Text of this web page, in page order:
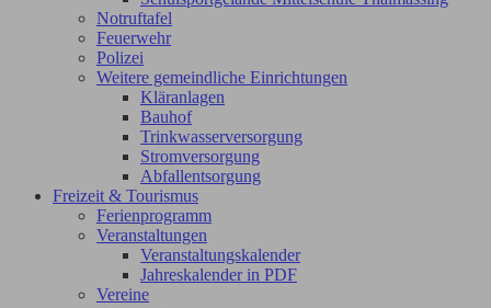
Notruftafel
Feuerwehr
Polizei
Weitere gemeindliche Einrichtungen
Kläranlagen
Bauhof
Trinkwasserversorgung
Stromversorgung
Abfallentsorgung
Freizeit & Tourismus
Ferienprogramm
Veranstaltungen
Veranstaltungskalender
Jahreskalender in PDF
Vereine